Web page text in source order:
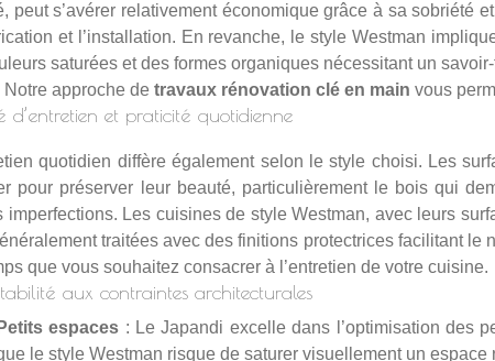
peut s’avérer relativement économique grâce à sa sobriété
et l’installation. En revanche, le style Westman
saturées et des formes organiques nécessitant un
Notre approche de travaux rénovation clé en main vous
d’entretien et praticité quotidienne
quotidien diffère également selon le style choisi. Les
pour préserver leur beauté, particulièrement le bois qui
imperfections. Les cuisines de style Westman, avec leurs
traitées avec des finitions protectrices facilitant
que vous souhaitez consacrer à l’entretien de votre cuisine.
aux contraintes architecturales
Petits espaces : Le Japandi excelle dans l’optimisation des
le style Westman risque de saturer visuellement un espace